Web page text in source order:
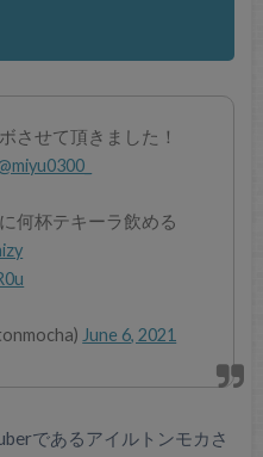
させて頂きました！
何杯テキーラ飲める
June 6, 2021
であるアイルトンモカさ